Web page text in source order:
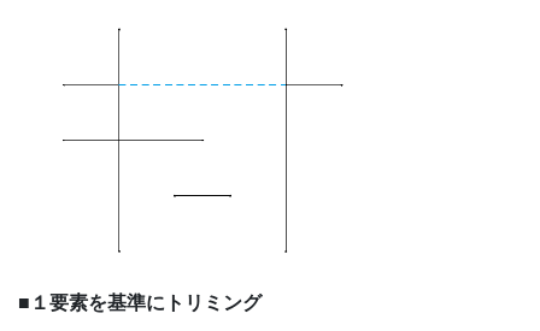
■１要素を基準にトリミング